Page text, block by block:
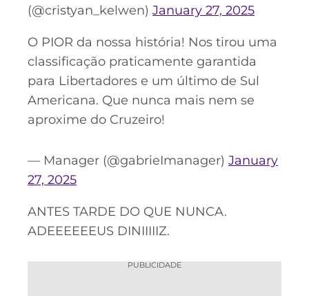
(@cristyan_kelwen) January 27, 2025
O PIOR da nossa história! Nos tirou uma
classificação praticamente garantida
para Libertadores e um último de Sul
Americana. Que nunca mais nem se
aproxime do Cruzeiro!
— Manager (@gabrieImanager) January
27, 2025
ANTES TARDE DO QUE NUNCA.
ADEEEEEEUS DINIIIIIZ.
PUBLICIDADE